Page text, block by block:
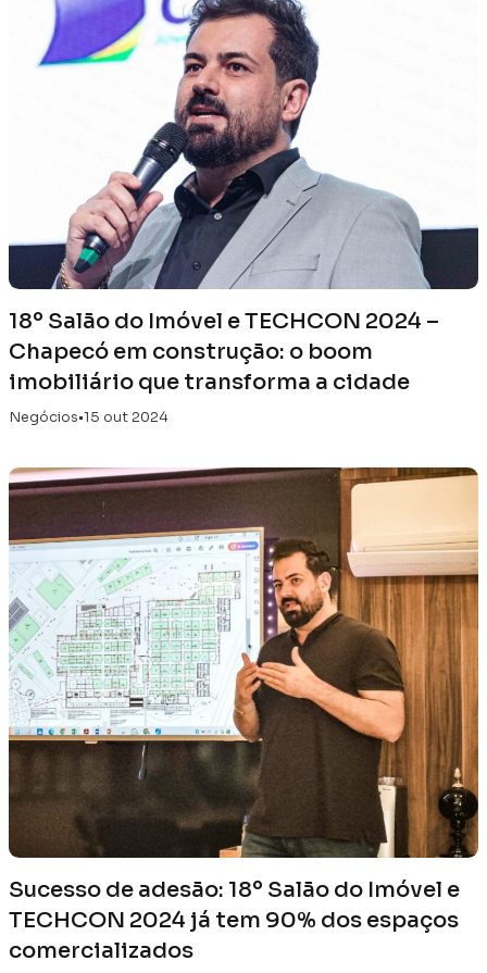
18º Salão do Imóvel e TECHCON 2024 –
Chapecó em construção: o boom
imobiliário que transforma a cidade
Negócios•15 out 2024
Sucesso de adesão: 18º Salão do Imóvel e
TECHCON 2024 já tem 90% dos espaços
comercializados